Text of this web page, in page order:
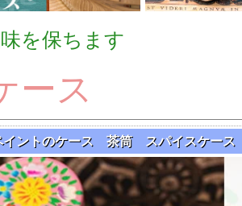
を保ちます
ース
イントのケース 茶筒 スパイスケース